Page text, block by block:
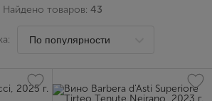
Найдено товаров: 43